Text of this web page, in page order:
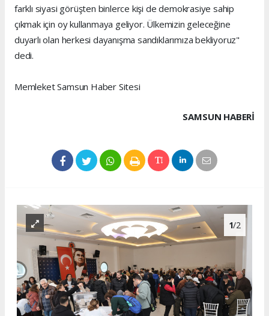
farklı siyasi görüşten binlerce kişi de demokrasiye sahip
çıkmak için oy kullanmaya geliyor. Ülkemizin geleceğine
duyarlı olan herkesi dayanışma sandıklarımıza bekliyoruz"
dedi.
Memleket Samsun Haber Sitesi
SAMSUN HABERİ
1/2